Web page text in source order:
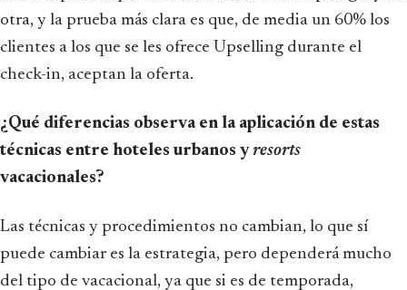
otra, y la prueba más clara es que, de media un 60% los
clientes a los que se les ofrece Upselling durante el
check-in, aceptan la oferta.
¿Qué diferencias observa en la aplicación de estas
técnicas entre hoteles urbanos yresorts
vacacionales?
Las técnicas y procedimientos no cambian, lo que sí
puede cambiar es la estrategia, pero dependerá mucho
del tipo de vacacional, ya que si es de temporada,